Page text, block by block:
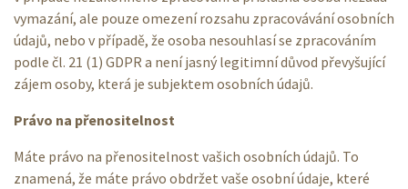
vymazání, ale pouze omezení rozsahu zpracovávání osobních
údajů, nebo v případě, že osoba nesouhlasí se zpracováním
podle čl. 21 (1) GDPR a není jasný legitimní důvod převyšující
zájem osoby, která je subjektem osobních údajů.
Právo na přenositelnost
Máte právo na přenositelnost vašich osobních údajů. To
znamená, že máte právo obdržet vaše osobní údaje, které